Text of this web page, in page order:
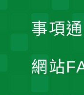
事項
網站